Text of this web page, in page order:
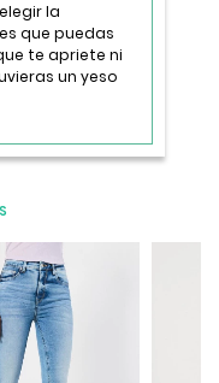
la
que puedas
te apriete ni
un yeso